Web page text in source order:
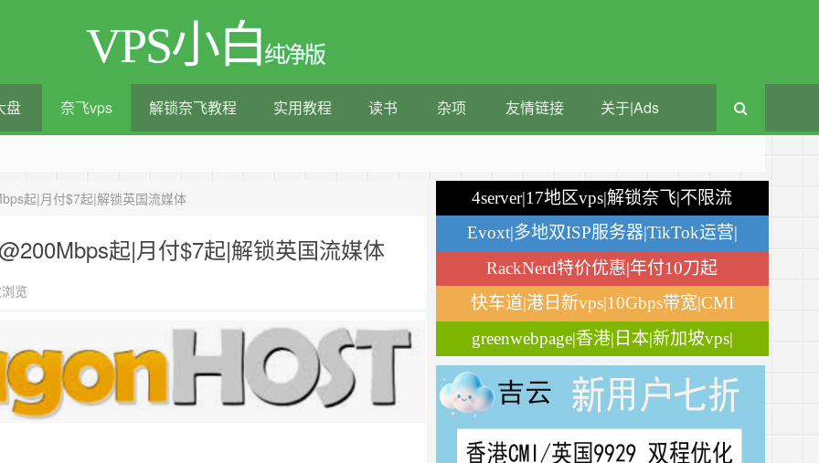
VPS小白纯净版
盘 奈飞vps 解锁奈飞教程 实用教程 读书 杂项 友情链接 关于|Ads
起|月付$7起|解锁英国流媒体
起|月付$7起|解锁英国流媒体
览
4server|17地区vps|解锁奈飞|不限流
量
Evoxt|多地双ISP服务器|TikTok运营|
月付$2.84
RackNerd特价优惠|年付10刀起
快车道|港日新vps|10Gbps带宽|CMI
greenwebpage|香港|日本|新加坡vps|
移动直连